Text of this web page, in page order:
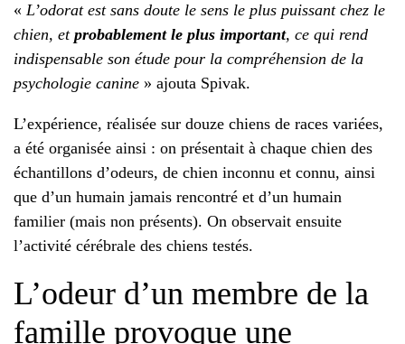
« L’odorat est sans doute le sens le plus puissant chez le
chien, et probablement le plus important, ce qui rend
indispensable son étude pour la compréhension de la
psychologie canine » ajouta Spivak.
L’expérience, réalisée sur douze chiens de races variées,
a été organisée ainsi : on présentait à chaque chien des
échantillons d’odeurs, de chien inconnu et connu, ainsi
que d’un humain jamais rencontré et d’un humain
familier (mais non présents). On observait ensuite
l’activité cérébrale des chiens testés.
L’odeur d’un membre de la
famille provoque une